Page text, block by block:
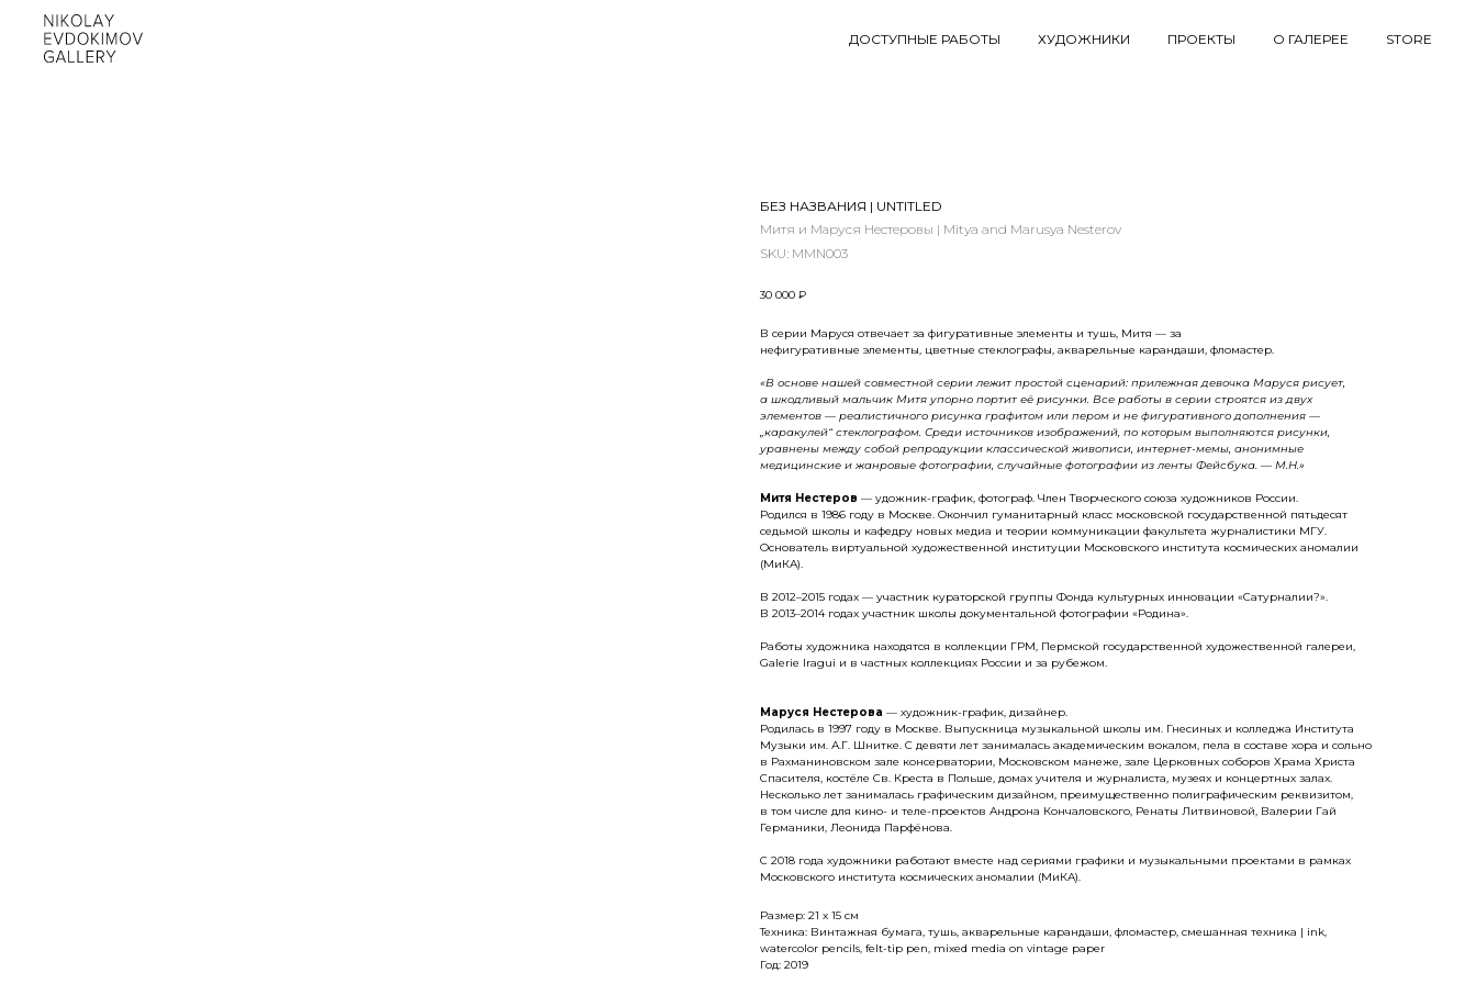
ДОСТУПНЫЕ РАБОТЫ ХУДОЖНИКИ ПРОЕКТЫ О ГАЛЕРЕЕ STORE
БЕЗ НАЗВАНИЯ | UNTITLED
Митя и Маруся Нестеровы | Mitya and Marusya Nesterov
SKU: MMN003
30 000 ₽
В серии Маруся отвечает за фигуративные элементы и тушь, Митя — за
нефигуративные элементы, цветные стеклографы, акварельные карандаши, фломастер.
«В основе нашей совместной серии лежит простой сценарий: прилежная девочка Маруся рисует,
а шкодливый мальчик Митя упорно портит её рисунки. Все работы в серии строятся из двух
элементов — реалистичного рисунка графитом или пером и не фигуративного дополнения —
„каракулей“ стеклографом. Среди источников изображений, по которым выполняются рисунки,
уравнены между собой репродукции классической живописи, интернет-мемы, анонимные
медицинские и жанровые фотографии, случайные фотографии из ленты Фейсбука. — М.Н.»
Митя Нестеров — удожник-график, фотограф. Член Творческого союза художников России.
Родился в 1986 году в Москве. Окончил гуманитарный класс московской государственной пятьдесят
седьмой школы и кафедру новых медиа и теории коммуникации факультета журналистики МГУ.
Основатель виртуальной художественной институции Московского института космических аномалии
(МиКА).
В 2012–2015 годах — участник кураторской группы Фонда культурных инновации «Сатурналии?».
В 2013–2014 годах участник школы документальной фотографии «Родина».
Работы художника находятся в коллекции ГРМ, Пермской государственной художественной галереи,
Galerie Iragui и в частных коллекциях России и за рубежом.
Маруся Нестерова — художник-график, дизайнер.
Родилась в 1997 году в Москве. Выпускница музыкальной школы им. Гнесиных и колледжа Института
Музыки им. А.Г. Шнитке. С девяти лет занималась академическим вокалом, пела в составе хора и сольно
в Рахманиновском зале консерватории, Московском манеже, зале Церковных соборов Храма Христа
Спасителя, костёле Св. Креста в Польше, домах учителя и журналиста, музеях и концертных залах.
Несколько лет занималась графическим дизайном, преимущественно полиграфическим реквизитом,
в том числе для кино- и теле-проектов Андрона Кончаловского, Ренаты Литвиновой, Валерии Гай
Германики, Леонида Парфёнова.
С 2018 года художники работают вместе над сериями графики и музыкальными проектами в рамках
Московского института космических аномалии (МиКА).
Размер: 21 x 15 см
Техника: Винтажная бумага, тушь, акварельные карандаши, фломастер, смешанная техника | ink,
watercolor pencils, felt-tip pen, mixed media on vintage paper
Год: 2019